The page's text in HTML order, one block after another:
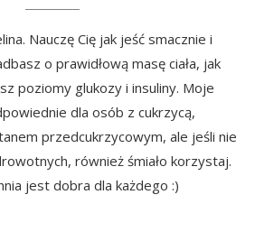
Nauczę Cię jak jeść smacznie i
o prawidłową masę ciała, jak
poziomy glukozy i insuliny. Moje
dla osób z cukrzycą,
przedcukrzycowym, ale jeśli nie
również śmiało korzystaj.
jest dobra dla każdego :)